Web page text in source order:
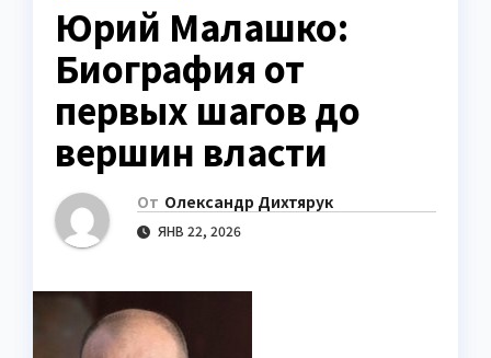
Юрий Малашко:
Биография от
первых шагов до
вершин власти
От Олександр Дихтярук
ЯНВ 22, 2026